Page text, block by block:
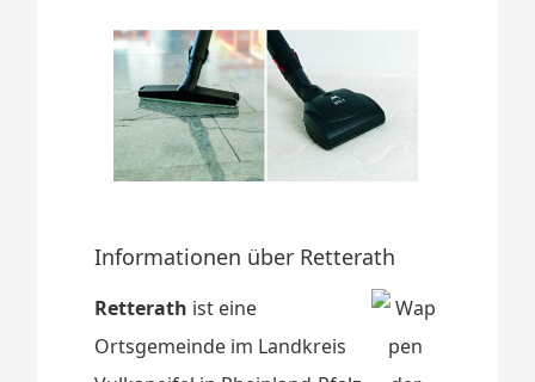
Informationen über Retterath
Retterath ist eine
Ortsgemeinde im Landkreis